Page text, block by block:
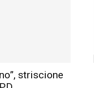
striscione